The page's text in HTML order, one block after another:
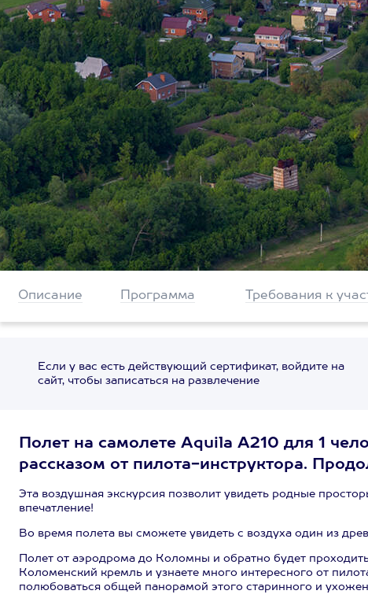
Описание Программа Требования к
Если у вас есть действующий сертификат, войдите на
сайт, чтобы записаться на развлечение
Полет на самолете Aquila A210 для 1
рассказом от пилота-инструктора.
Эта воздушная экскурсия позволит увидеть родные
впечатление!
Во время полета вы сможете увидеть с воздуха один из
Полет от аэродрома до Коломны и обратно будет
Коломенский кремль и узнаете много интересного от
полюбоваться общей панорамой этого старинного и